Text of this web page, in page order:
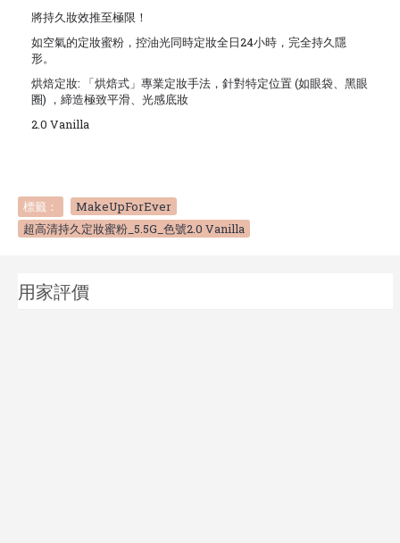
將持久妝效推至極限！
如空氣的定妝蜜粉，控油光同時定妝全日24小時，完全持久隱
形。
烘焙定妝: 「烘焙式」專業定妝手法，針對特定位置 (如眼袋、黑眼
圈) ，締造極致平滑、光感底妝
2.0 Vanilla
標籤： MakeUpForEver
超高清持久定妝蜜粉_5.5G_色號2.0 Vanilla
用家評價